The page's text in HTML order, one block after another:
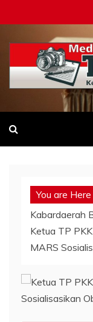
to
content
Tipikor-ri-
Keadilan Itu Wajib
You are Here
Kabardaerah
Ketua TP
MARS